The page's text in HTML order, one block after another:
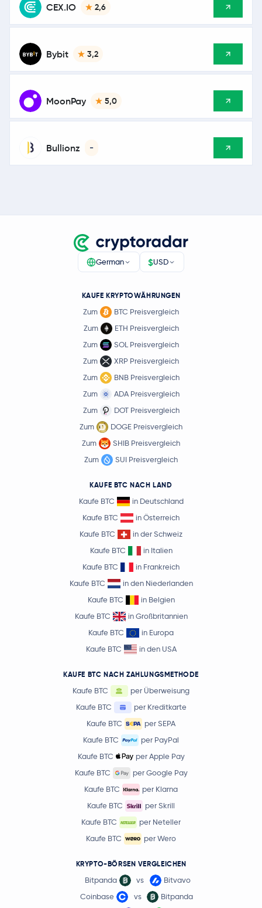
CEX.IO 2,6
Bybit 3,2
MoonPay 5,0
Bullionz -
German $USD
KAUFE KRYPTOWÄHRUNGEN
Zum
BTC Preisvergleich
Zum
ETH Preisvergleich
Zum
SOL Preisvergleich
Zum
XRP Preisvergleich
Zum
BNB Preisvergleich
Zum
ADA Preisvergleich
Zum
DOT Preisvergleich
Zum
DOGE Preisvergleich
Zum
SHIB Preisvergleich
Zum
SUI Preisvergleich
KAUFE BTC NACH LAND
Kaufe BTC
in Deutschland
Kaufe BTC
in Österreich
Kaufe BTC
in der Schweiz
Kaufe BTC
in Italien
Kaufe BTC
in Frankreich
Kaufe BTC
in den Niederlanden
Kaufe BTC
in Belgien
Kaufe BTC
in Großbritannien
Kaufe BTC
in Europa
Kaufe BTC
in den USA
KAUFE BTC NACH ZAHLUNGSMETHODE
Kaufe BTC
per Überweisung
Kaufe BTC
per Kreditkarte
Kaufe BTC
per SEPA
Kaufe BTC
per PayPal
Kaufe BTC
per Apple Pay
Kaufe BTC
per Google Pay
Kaufe BTC
per Klarna
Kaufe BTC
per Skrill
Kaufe BTC
per Neteller
Kaufe BTC
per Wero
KRYPTO-BÖRSEN VERGLEICHEN
Bitpanda vs
Bitvavo
Coinbase
vs Bitpanda